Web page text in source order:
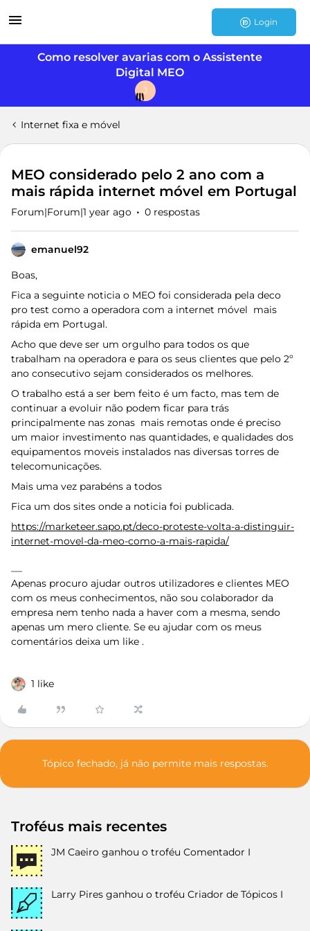
Login
Como resolver avarias com o Assistente
Digital MEO
J
Internet fixa e móvel
MEO considerado pelo 2 ano com a
mais rápida internet móvel em Portugal
Forum|Forum|1 year ago 0 respostas
emanuel92
Boas,
Fica a seguinte noticia o MEO foi considerada pela deco
pro test como a operadora com a internet móvel mais
rápida em Portugal.
Acho que deve ser um orgulho para todos os que
trabalham na operadora e para os seus clientes que pelo 2º
ano consecutivo sejam considerados os melhores.
O trabalho está a ser bem feito é um facto, mas tem de
continuar a evoluir não podem ficar para trás
principalmente nas zonas mais remotas onde é preciso
um maior investimento nas quantidades, e qualidades dos
equipamentos moveis instalados nas diversas torres de
telecomunicações.
Mais uma vez parabéns a todos
Fica um dos sites onde a noticia foi publicada.
https://marketeer.sapo.pt/deco-proteste-volta-a-distinguir-
internet-movel-da-meo-como-a-mais-rapida/
Apenas procuro ajudar outros utilizadores e clientes MEO
com os meus conhecimentos, não sou colaborador da
empresa nem tenho nada a haver com a mesma, sendo
apenas um mero cliente. Se eu ajudar com os meus
comentários deixa um like .
1 like
Tópico fechado, já não permite mais respostas.
Troféus mais recentes
JM Caeiro ganhou o troféu Comentador I
Larry Pires ganhou o troféu Criador de Tópicos I